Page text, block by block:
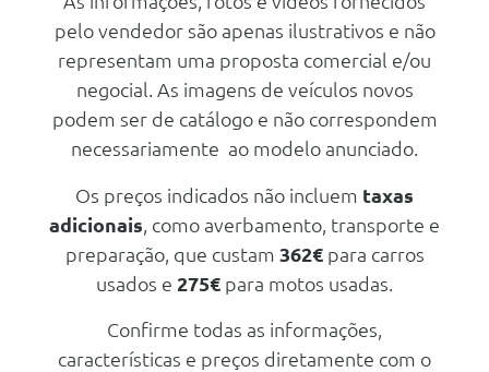
Sensor Chuva
Passageiro Com Espelho
Ar Condicionado Automático Bi-
Zona
Vidros Electricos A Frente E Atras
Painel De Instrumentos
Supervision Com Ecrã De 4.2
Espelho Retrovisor
Electrocromico
Luzes De Leitura Á Frente Com
pelo vendedor são apenas ilustrativos e não
representam uma proposta comercial e/ou
negocial. As imagens de veículos novos
podem ser de catálogo e não correspondem
necessariamente ao modelo anunciado.
Os preços indicados não incluem taxas
adicionais , como averbamento, transporte e
preparação, que custam 362€para carros
usados e 275€ para motos usadas.
Confirme todas as informações,
características e preços diretamente com o